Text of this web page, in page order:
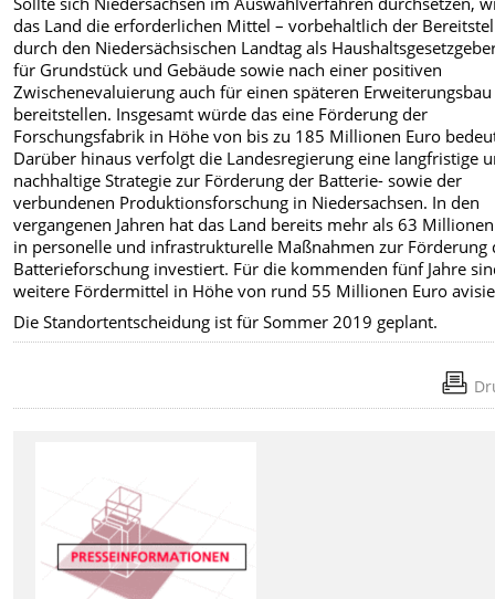
das Land die erforderlichen Mittel – vorbehaltlich der
durch den Niedersächsischen Landtag als
für Grundstück und Gebäude sowie nach einer positiven
Zwischenevaluierung auch für einen späteren Erweiterungsbau
bereitstellen. Insgesamt würde das eine Förderung der
Forschungsfabrik in Höhe von bis zu 185 Millionen Euro
Darüber hinaus verfolgt die Landesregierung eine langfristige
nachhaltige Strategie zur Förderung der Batterie- sowie der
verbundenen Produktionsforschung in Niedersachsen. In den
vergangenen Jahren hat das Land bereits mehr als 63
in personelle und infrastrukturelle Maßnahmen zur Förderung
Batterieforschung investiert. Für die kommenden fünf Jahre
weitere Fördermittel in Höhe von rund 55 Millionen Euro
Die Standortentscheidung ist für Sommer 2019 geplant.